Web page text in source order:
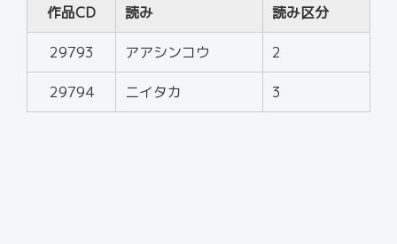
作品CD 読み 読み区分
29793 アアシンコウ 2
29794 ニイタカ 3